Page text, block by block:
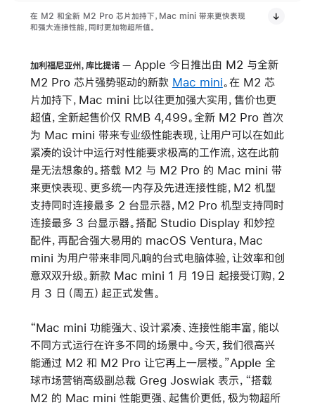
在 M2 和全新 M2 Pro 芯片加持下，Mac mini 带来更快表现
和强大连接性能，同时更加物超所值。
加利福尼亚州，库比提诺
Apple 今日推出由 M2 与全新
M2 Pro 芯片强势驱动的新款 Mac mini。在 M2 芯
片加持下，Mac mini 比以往更加强大实用，售价也更
超值，全新起售价仅 RMB 4,499。全新 M2 Pro 首次
为 Mac mini 带来专业级性能表现，让用户可以在如此
紧凑的设计中运行对性能要求极高的工作流，这在此前
是无法想象的。搭载 M2 与 M2 Pro 的 Mac mini 带
来更快表现、更多统一内存及先进连接性能，M2 机型
支持同时连接最多 2 台显示器，M2 Pro 机型支持同时
连接最多 3 台显示器。搭配 Studio Display 和妙控
配件，再配合强大易用的 macOS Ventura，Mac
mini 为用户带来非同凡响的台式电脑体验，让效率和创
意双双升级。新款 Mac mini 1 月 19日 起接受订购，2
月 3 日（周五）起正式发售。
“Mac mini 功能强大、设计紧凑、连接性能丰富，能以
不同方式运行在许多不同的场景中。今天，我们很高兴
能通过 M2 和 M2 Pro 让它再上一层楼。”Apple 全
球市场营销高级副总裁 Greg Joswiak 表示，“搭载
M2 的 Mac mini 性能更强、起售价更低，极为物超所